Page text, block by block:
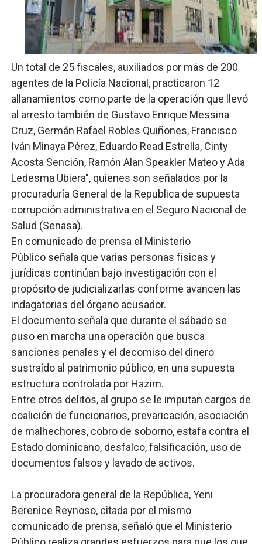
Lee Ballester a los que se forman como agentes
Operativo Interinstitucional “Compromiso Ambiental
Trabajadores de la prensa y Obispado de la Provincia
Ministerio de Cultura anuncia ganadores de Premios
Más de 180 dirigentes sindicales de las Américas se
Un total de 25 fiscales, auxiliados por más de 200
agentes de la Policía Nacional, practicaron 12
allanamientos como parte de la operación que llevó
al arresto también de Gustavo Enrique Messina
Cruz, Germán Rafael Robles Quiñones, Francisco
Iván Minaya Pérez, Eduardo Read Estrella, Cinty
Acosta Sención, Ramón Alan Speakler Mateo y Ada
Ledesma Ubiera", quienes son señalados por la
procuraduría General de la Republica de supuesta
corrupción administrativa en el Seguro Nacional de
Salud (Senasa).
En comunicado de prensa el Ministerio
Público señala que varias personas físicas y
jurídicas continúan bajo investigación con el
propósito de judicializarlas conforme avancen las
indagatorias del órgano acusador.
El documento señala que durante el sábado se
puso en marcha una operación que busca
sanciones penales y el decomiso del dinero
sustraído al patrimonio público, en una supuesta
estructura controlada por Hazim.
Entre otros delitos, al grupo se le imputan cargos de
coalición de funcionarios, prevaricación, asociación
de malhechores, cobro de soborno, estafa contra el
Estado dominicano, desfalco, falsificación, uso de
documentos falsos y lavado de activos.
La procuradora general de la República, Yeni
Berenice Reynoso, citada por el mismo
comunicado de prensa, señaló que el Ministerio